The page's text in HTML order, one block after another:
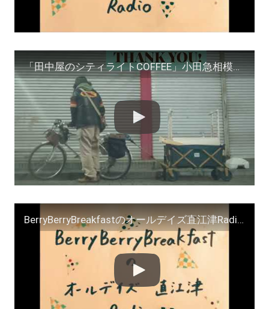
「田中屋のシティライトCOFFEE」小田急相模原 初出店篇
BerryBerryBreakfastのオールデイズ直江津Radio～第３０回 ヨーグルト田中 ＤＪシューカイ